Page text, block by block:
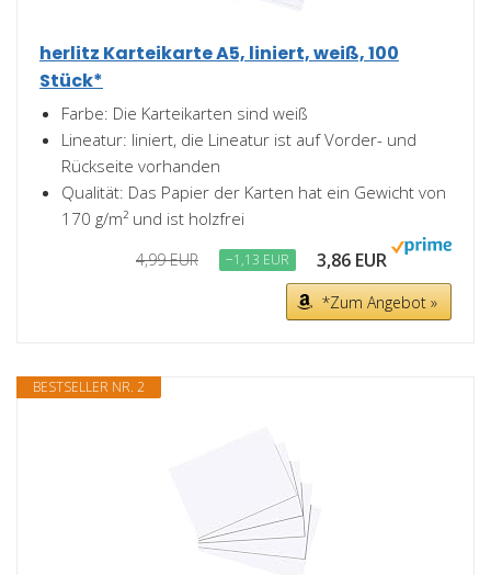
herlitz Karteikarte A5, liniert, weiß, 100
Stück*
Farbe: Die Karteikarten sind weiß
Lineatur: liniert, die Lineatur ist auf Vorder- und
Rückseite vorhanden
Qualität: Das Papier der Karten hat ein Gewicht von
170 g/m² und ist holzfrei
4,99 EUR −1,13 EUR 3,86 EUR
*Zum Angebot »
BESTSELLER NR. 2